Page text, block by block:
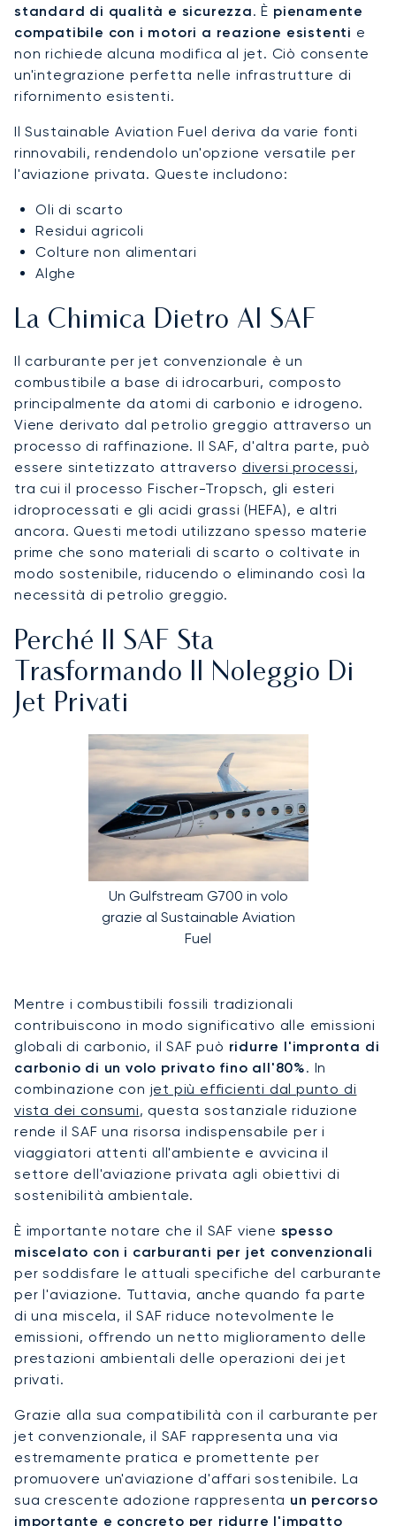
standard di qualità e sicurezza. È pienamente
compatibile con i motori a reazione esistenti e
non richiede alcuna modifica al jet. Ciò consente
un'integrazione perfetta nelle infrastrutture di
rifornimento esistenti.
Il Sustainable Aviation Fuel deriva da varie fonti
rinnovabili, rendendolo un'opzione versatile per
l'aviazione privata. Queste includono:
Oli di scarto
Residui agricoli
Colture non alimentari
Alghe
La Chimica Dietro Al SAF
Il carburante per jet convenzionale è un
combustibile a base di idrocarburi, composto
principalmente da atomi di carbonio e idrogeno.
Viene derivato dal petrolio greggio attraverso un
processo di raffinazione. Il SAF, d'altra parte, può
essere sintetizzato attraverso diversi processi,
tra cui il processo Fischer-Tropsch, gli esteri
idroprocessati e gli acidi grassi (HEFA), e altri
ancora. Questi metodi utilizzano spesso materie
prime che sono materiali di scarto o coltivate in
modo sostenibile, riducendo o eliminando così la
necessità di petrolio greggio.
Perché Il SAF Sta
Trasformando Il Noleggio Di
Jet Privati
Un Gulfstream G700 in volo
grazie al Sustainable Aviation
Fuel
Mentre i combustibili fossili tradizionali
contribuiscono in modo significativo alle emissioni
globali di carbonio, il SAF può ridurre l'impronta di
carbonio di un volo privato fino all'80%. In
combinazione con jet più efficienti dal punto di
vista dei consumi, questa sostanziale riduzione
rende il SAF una risorsa indispensabile per i
viaggiatori attenti all'ambiente e avvicina il
settore dell'aviazione privata agli obiettivi di
sostenibilità ambientale.
È importante notare che il SAF viene spesso
miscelato con i carburanti per jet convenzionali
per soddisfare le attuali specifiche del carburante
per l'aviazione. Tuttavia, anche quando fa parte
di una miscela, il SAF riduce notevolmente le
emissioni, offrendo un netto miglioramento delle
prestazioni ambientali delle operazioni dei jet
privati.
Grazie alla sua compatibilità con il carburante per
jet convenzionale, il SAF rappresenta una via
estremamente pratica e promettente per
promuovere un'aviazione d'affari sostenibile. La
sua crescente adozione rappresenta un percorso
importante e concreto per ridurre l'impatto